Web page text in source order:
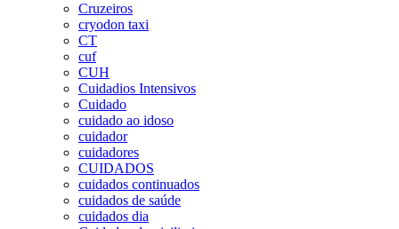
Cruzeiros
cryodon taxi
CT
cuf
CUH
Cuidadios Intensivos
Cuidado
cuidado ao idoso
cuidador
cuidadores
CUIDADOS
cuidados continuados
cuidados de saúde
cuidados dia